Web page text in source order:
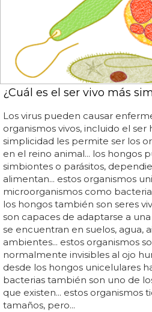
¿Cuál es el ser vivo más
Los virus pueden causar
organismos vivos, incluido el ser
simplicidad les permite ser los
en el reino animal... los hongos
simbiontes o parásitos,
alimentan... estos organismos
microorganismos como
los hongos también son seres
son capaces de adaptarse a
se encuentran en suelos, agua,
ambientes... estos organismos
normalmente invisibles al ojo
desde los hongos unicelulares
bacterias también son uno de
que existen... estos organismos
tamaños, pero...